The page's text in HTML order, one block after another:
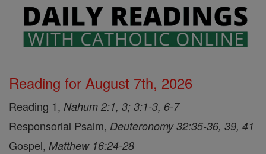
Reading for August 7th, 2026
Reading 1, Nahum 2:1, 3; 3:1-3, 6-7
Responsorial Psalm, Deuteronomy 32:35-36, 39, 41
Gospel, Matthew 16:24-28